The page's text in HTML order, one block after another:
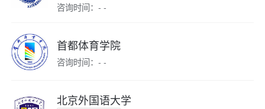
咨询时间：- -
首都体育学院
咨询时间：- -
北京外国语大学